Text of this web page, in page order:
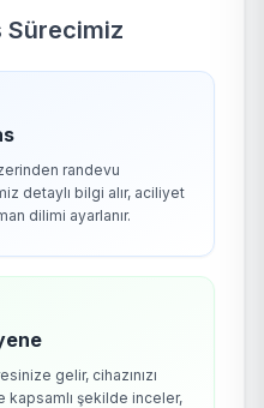
Sürecimiz
randevu
detaylı bilgi alır, aciliyet
dilimi ayarlanır.
gelir, cihazınızı
kapsamlı şekilde inceler,